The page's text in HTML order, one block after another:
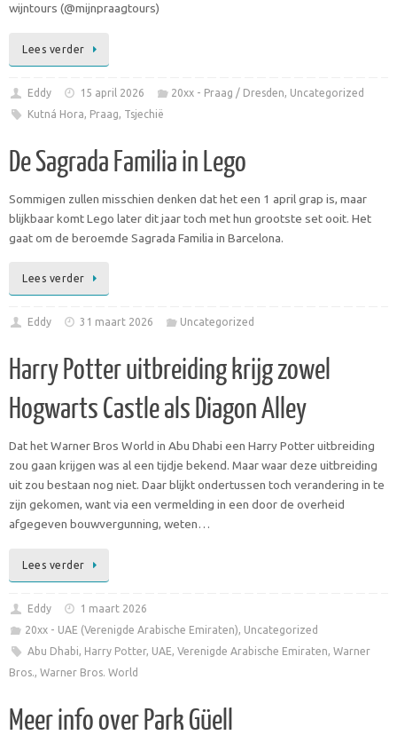
wijntours (@mijnpraagtours)
Lees verder
Eddy 15 april 2026 20xx - Praag / Dresden, Uncategorized
Kutná Hora, Praag, Tsjechië
De Sagrada Familia in Lego
Sommigen zullen misschien denken dat het een 1 april grap is, maar
blijkbaar komt Lego later dit jaar toch met hun grootste set ooit. Het
gaat om de beroemde Sagrada Familia in Barcelona.
Lees verder
Eddy 31 maart 2026 Uncategorized
Harry Potter uitbreiding krijg zowel
Hogwarts Castle als Diagon Alley
Dat het Warner Bros World in Abu Dhabi een Harry Potter uitbreiding
zou gaan krijgen was al een tijdje bekend. Maar waar deze uitbreiding
uit zou bestaan nog niet. Daar blijkt ondertussen toch verandering in te
zijn gekomen, want via een vermelding in een door de overheid
afgegeven bouwvergunning, weten…
Lees verder
Eddy
1 maart 2026
20xx - UAE (Verenigde Arabische Emiraten), Uncategorized
Abu Dhabi, Harry Potter, UAE, Verenigde Arabische Emiraten, Warner
Bros., Warner Bros. World
Meer info over Park Güell